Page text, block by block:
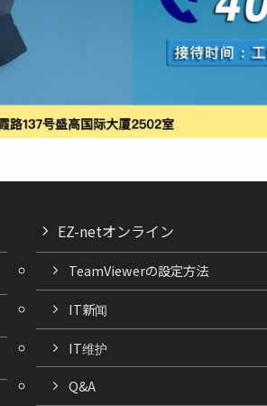
EZ-netオンライン
TeamViewerの設定方法
IT新闻
IT维护
Q&A